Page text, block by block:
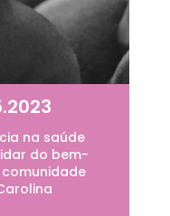
na saúde
do bem-